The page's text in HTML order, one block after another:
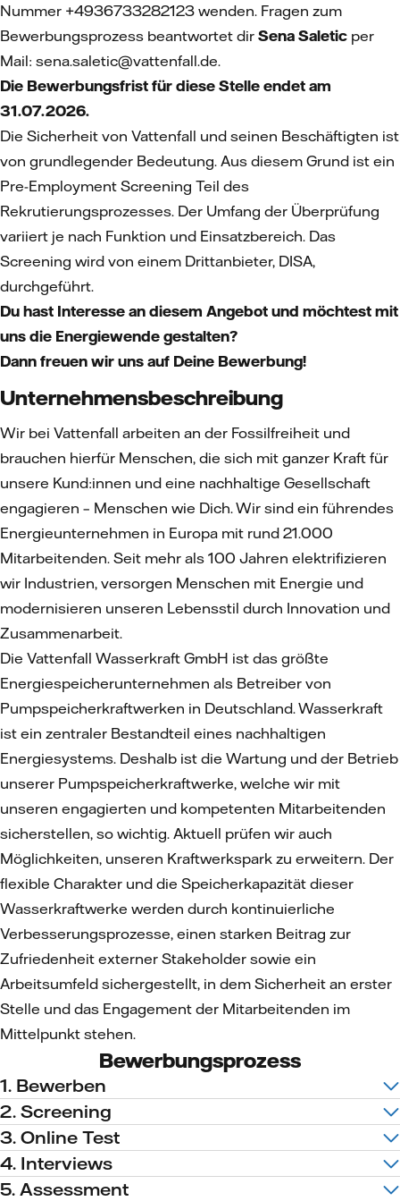
Nummer +4936733282123 wenden. Fragen zum
Bewerbungsprozess beantwortet dir Sena Saletic per
Mail: sena.saletic@vattenfall.de.
Die Bewerbungsfrist für diese Stelle endet am
31.07.2026.
Die Sicherheit von Vattenfall und seinen Beschäftigten ist
von grundlegender Bedeutung. Aus diesem Grund ist ein
Pre-Employment Screening Teil des
Rekrutierungsprozesses. Der Umfang der Überprüfung
variiert je nach Funktion und Einsatzbereich. Das
Screening wird von einem Drittanbieter, DISA,
durchgeführt.
Du hast Interesse an diesem Angebot und möchtest mit
uns die Energiewende gestalten?
Dann freuen wir uns auf Deine Bewerbung!
Unternehmensbeschreibung
Wir bei Vattenfall arbeiten an der Fossilfreiheit und
brauchen hierfür Menschen, die sich mit ganzer Kraft für
unsere Kund:innen und eine nachhaltige Gesellschaft
engagieren – Menschen wie Dich. Wir sind ein führendes
Energieunternehmen in Europa mit rund 21.000
Mitarbeitenden. Seit mehr als 100 Jahren elektrifizieren
wir Industrien, versorgen Menschen mit Energie und
modernisieren unseren Lebensstil durch Innovation und
Zusammenarbeit.
Die Vattenfall Wasserkraft GmbH ist das größte
Energiespeicherunternehmen als Betreiber von
Pumpspeicherkraftwerken in Deutschland. Wasserkraft
ist ein zentraler Bestandteil eines nachhaltigen
Energiesystems. Deshalb ist die Wartung und der Betrieb
unserer Pumpspeicherkraftwerke, welche wir mit
unseren engagierten und kompetenten Mitarbeitenden
sicherstellen, so wichtig. Aktuell prüfen wir auch
Möglichkeiten, unseren Kraftwerkspark zu erweitern. Der
flexible Charakter und die Speicherkapazität dieser
Wasserkraftwerke werden durch kontinuierliche
Verbesserungsprozesse, einen starken Beitrag zur
Zufriedenheit externer Stakeholder sowie ein
Arbeitsumfeld sichergestellt, in dem Sicherheit an erster
Stelle und das Engagement der Mitarbeitenden im
Mittelpunkt stehen.
Bewerbungsprozess
1. Bewerben
2. Screening
3. Online Test
4. Interviews
5. Assessment